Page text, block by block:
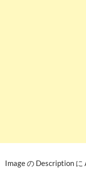
Image の Description